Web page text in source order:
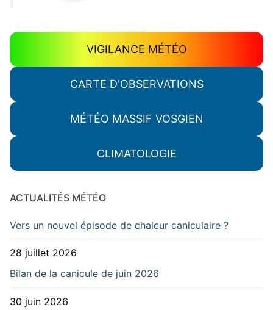
VIGILANCE MÉTÉO
CARTE D'OBSERVATIONS
MÉTÉO MASSIF VOSGIEN
CLIMATOLOGIE
ACTUALITÉS MÉTÉO
Vers un nouvel épisode de chaleur caniculaire ?
28 juillet 2026
Bilan de la canicule de juin 2026
30 juin 2026